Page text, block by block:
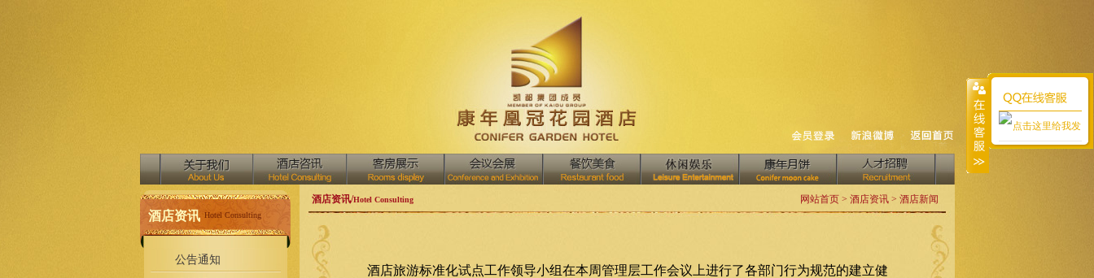
酒店资讯 Hotel Consulting
公告通知
酒店资讯/Hotel Consulting 网站首页 > 酒店资讯 > 酒店新闻
酒店旅游标准化试点工作领导小组在本周管理层工作会议上进行了各部门行为规范的建立健